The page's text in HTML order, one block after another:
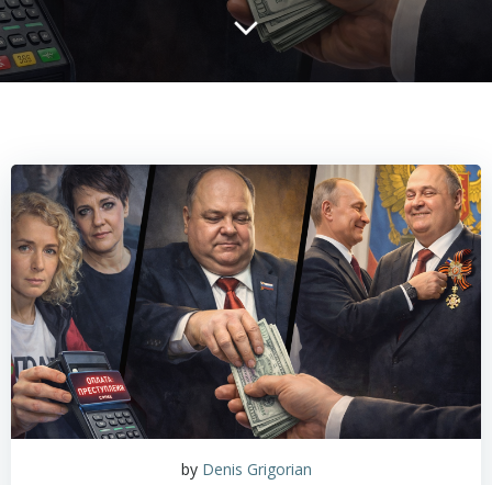
by Denis Grigorian